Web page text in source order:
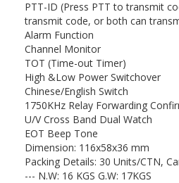
PTT-ID (Press PTT to transmit
transmit code, or both can
Alarm Function
Channel Monitor
TOT (Time-out Timer)
High &Low Power Switchover
Chinese/English Switch
1750KHz Relay Forwarding
U/V Cross Band Dual Watch
EOT Beep Tone
Dimension: 116x58x36 mm
Packing Details: 30 Units/CTN,
--- N.W: 16 KGS G.W: 17KGS